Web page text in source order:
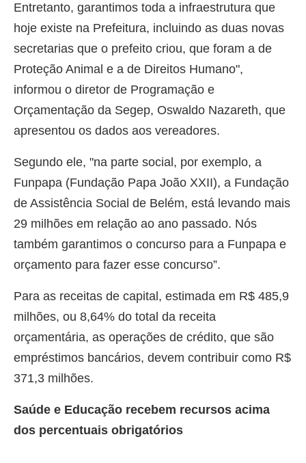
Entretanto, garantimos toda a infraestrutura que
hoje existe na Prefeitura, incluindo as duas novas
secretarias que o prefeito criou, que foram a de
Proteção Animal e a de Direitos Humano",
informou o diretor de Programação e
Orçamentação da Segep, Oswaldo Nazareth, que
apresentou os dados aos vereadores.
Segundo ele, "na parte social, por exemplo, a
Funpapa (Fundação Papa João XXII), a Fundação
de Assistência Social de Belém, está levando mais
29 milhões em relação ao ano passado. Nós
também garantimos o concurso para a Funpapa e
orçamento para fazer esse concurso”.
Para as receitas de capital, estimada em R$ 485,9
milhões, ou 8,64% do total da receita
orçamentária, as operações de crédito, que são
empréstimos bancários, devem contribuir como R$
371,3 milhões.
Saúde e Educação recebem recursos acima
dos percentuais obrigatórios